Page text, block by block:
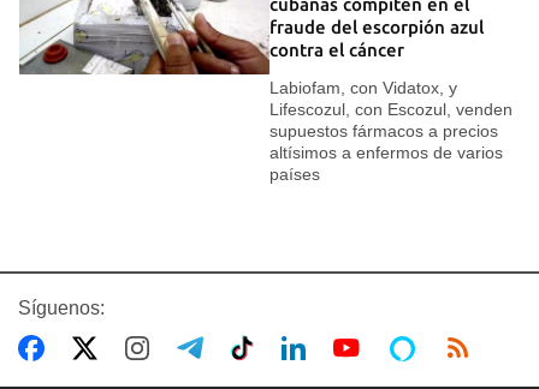
cubanas compiten en el
fraude del escorpión azul
contra el cáncer
Labiofam, con Vidatox, y
Lifescozul, con Escozul, venden
supuestos fármacos a precios
altísimos a enfermos de varios
países
Síguenos: